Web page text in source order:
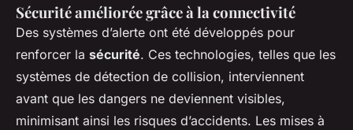
Sécurité améliorée grâce à la connectivité
Des systèmes d’alerte ont été développés pour
renforcer la sécurité. Ces technologies, telles que les
systèmes de détection de collision, interviennent
avant que les dangers ne deviennent visibles,
minimisant ainsi les risques d’accidents. Les mises à